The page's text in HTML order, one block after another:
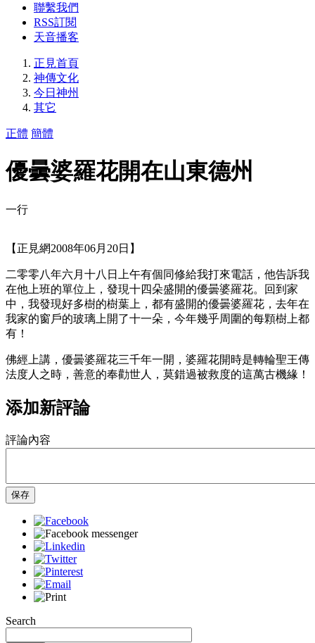
聯繫我們
RSS訂閱
天音播客
正見首頁
神傳文化
今日神州
其它
正體 簡體
優曇婆羅花開在山東德州
一行
【正見網2008年06月20日】
二零零八年六月十八日上午有個同修給我打來電話，他告訴我
在他上班的單位上，發現十四朵盛開的優曇婆羅花。回到家
中，我發現好多樹的樹葉上，都有盛開的優曇婆羅花，去年在
我家的窗戶的玻璃上開了十一朵，今年幾乎周圍的每顆樹上都
有！
佛經上講，優曇婆羅花三千年一開，婆羅花開時是轉輪聖王傳
法度人之時，善意的奉勸世人，莫錯過被救度的這萬古機緣！
添加新評論
評論內容
保存
Search